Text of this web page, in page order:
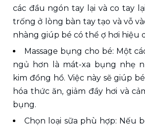
các đầu ngón tay lại và co tay
trống ở lòng bàn tay tạo và vỗ
nhàng giúp bé có thể ợ hơi hiệu
Massage bụng cho bé: Một
ngủ hơn là mát-xa bụng nhẹ
kim đồng hồ. Việc này sẽ giúp
hóa thức ăn, giảm đầy hơi và
bụng.
Chọn loại sữa phù hợp: Nếu